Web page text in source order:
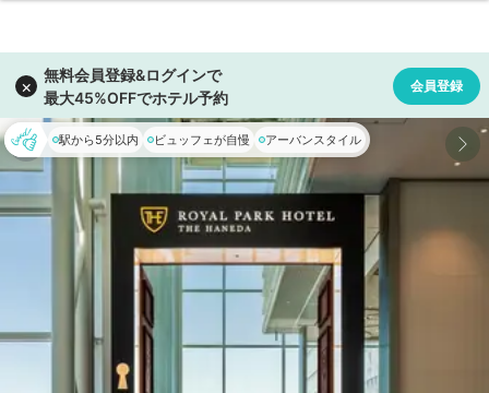
駅から5分以内 ビュッフェが自慢 アーバンスタイル